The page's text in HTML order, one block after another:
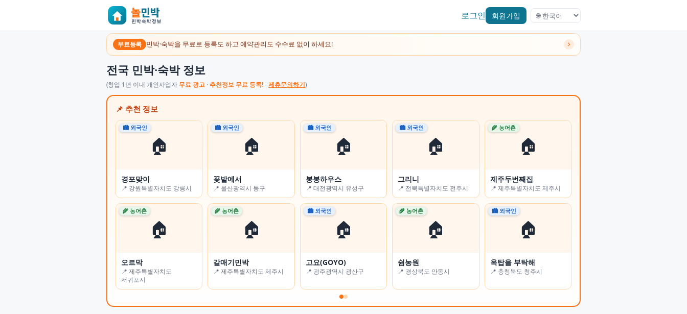
로그인 회원가입
무료등록 민박·숙박을 무료로 등록도 하고 예약관리도 수수료 없이 하세요!
전국 민박·숙박 정보
(창업 1년 이내 개인사업자 무료 광고 · 추천정보 무료 등록! - 제휴문의하기)
📌 추천 정보
🏠
🏙 외국인
경포맞이
📍 강원특별자치도 강릉시
🏠
🏙 외국인
꽃밭에서
📍 울산광역시 동구
🏠
🏙 외국인
봉봉하우스
📍 대전광역시 유성구
🏠
🏙 외국인
그리니
📍 전북특별자치도 전주시
🏠
🌾 농어촌
제주두번째집
📍 제주특별자치도 제주시
🏠
🌾 농어촌
오르막
📍 제주특별자치도
서귀포시
🏠
🌾 농어촌
갈매기민박
📍 제주특별자치도 제주시
🏠
🏙 외국인
고요(GOYO)
📍 광주광역시 광산구
🏠
🌾 농어촌
쉼농원
📍 경상북도 안동시
🏠
🏙 외국인
옥탑을 부탁해
📍 충청북도 청주시
🏠
🏙 외국인
오롯 스테이
📍 부산광역시 수영구
🏠
🏙 외국인
꽃잠(Flower-sleep)
📍 충청남도 논산시
🏠
🌾 농어촌
📍 전라남도 고흥군
🏠
🌾 농어촌
경남용추민박
📍 경상남도 함양군
🏠
🌾 농어촌
진부리 민박
📍 강원특별자치도 고성군
🏠
🏙 외국인
가든나인
📍 인천광역시
🌾 농어촌
하늘 풍경
📍 경기도 남양주시
🏠
🏙 외국인
알로하 스테이
📍 서울특별시 강동구
🏠
🏙 외국인
굿스테이
📍 대구광역시 수성구
🏠
🏙 외국인
온정여관(사랑채)
📍 전북특별자치도 남원시